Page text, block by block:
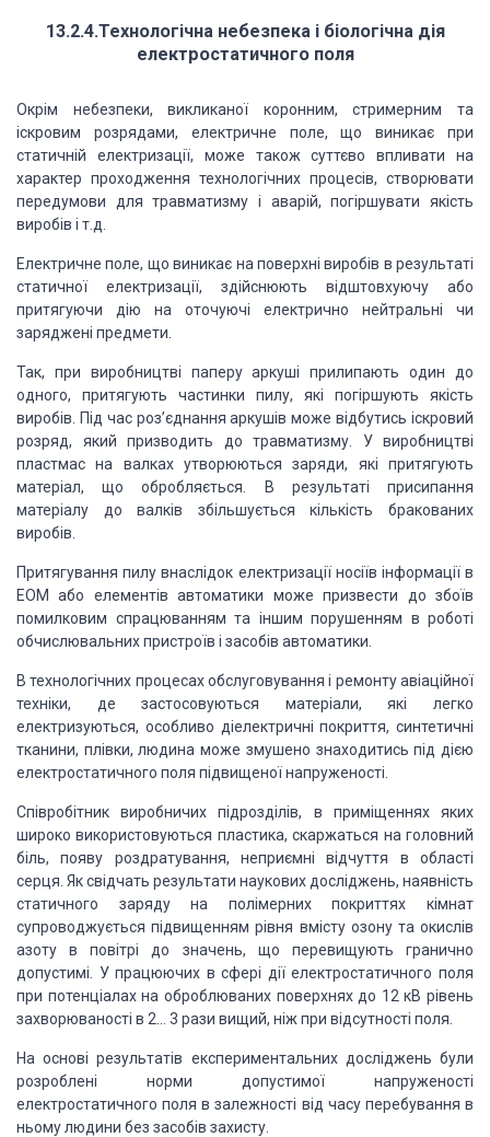
13.2.4.Технологічна небезпека і біологічна дія
електростатичного поля
Окрім небезпеки, викликаної коронним, стримерним та
іскровим розрядами, електричне поле, що виникає при
статичній електризації, може також суттєво впливати на
характер проходження технологічних процесів, створювати
передумови для травматизму і аварій, погіршувати якість
виробів і т.д.
Електричне поле, що виникає на поверхні виробів в результаті
статичної електризації, здійснюють відштовхуючу або
притягуючи дію на оточуючі електрично нейтральні чи
заряджені предмети.
Так, при виробництві паперу аркуші прилипають один до
одного, притягують частинки пилу, які погіршують якість
виробів. Під час роз’єднання аркушів може відбутись іскровий
розряд, який призводить до травматизму. У виробництві
пластмас на валках утворюються заряди, які притягують
матеріал, що обробляється. В результаті присипання
матеріалу до валків збільшується кількість бракованих
виробів.
Притягування пилу внаслідок електризації носіїв інформації в
ЕОМ або елементів автоматики може призвести до збоїв
помилковим спрацюванням та іншим порушенням в роботі
обчислювальних пристроїв і засобів автоматики.
В технологічних процесах обслуговування і ремонту авіаційної
техніки, де застосовуються матеріали, які легко
електризуються, особливо діелектричні покриття, синтетичні
тканини, плівки, людина може змушено знаходитись під дією
електростатичного поля підвищеної напруженості.
Співробітник виробничих підрозділів, в приміщеннях яких
широко використовуються пластика, скаржаться на головний
біль, появу роздратування, неприємні відчуття в області
серця. Як свідчать результати наукових досліджень, наявність
статичного заряду на полімерних покриттях кімнат
супроводжується підвищенням рівня вмісту озону та окислів
азоту в повітрі до значень, що перевищують гранично
допустимі. У працюючих в сфері дії електростатичного поля
при потенціалах на оброблюваних поверхнях до 12 кВ рівень
захворюваності в 2… 3 рази вищий, ніж при відсутності поля.
На основі результатів експериментальних досліджень були
розроблені норми допустимої напруженості
електростатичного поля в залежності від часу перебування в
ньому людини без засобів захисту.